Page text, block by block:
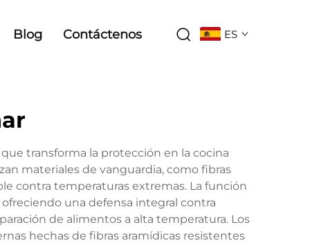
Blog Contáctenos ES
transforma la protección en la cocina
materiales de vanguardia, como fibras
contra temperaturas extremas. La función
una defensa integral contra
de alimentos a alta temperatura. Los
hechas de fibras aramídicas resistentes